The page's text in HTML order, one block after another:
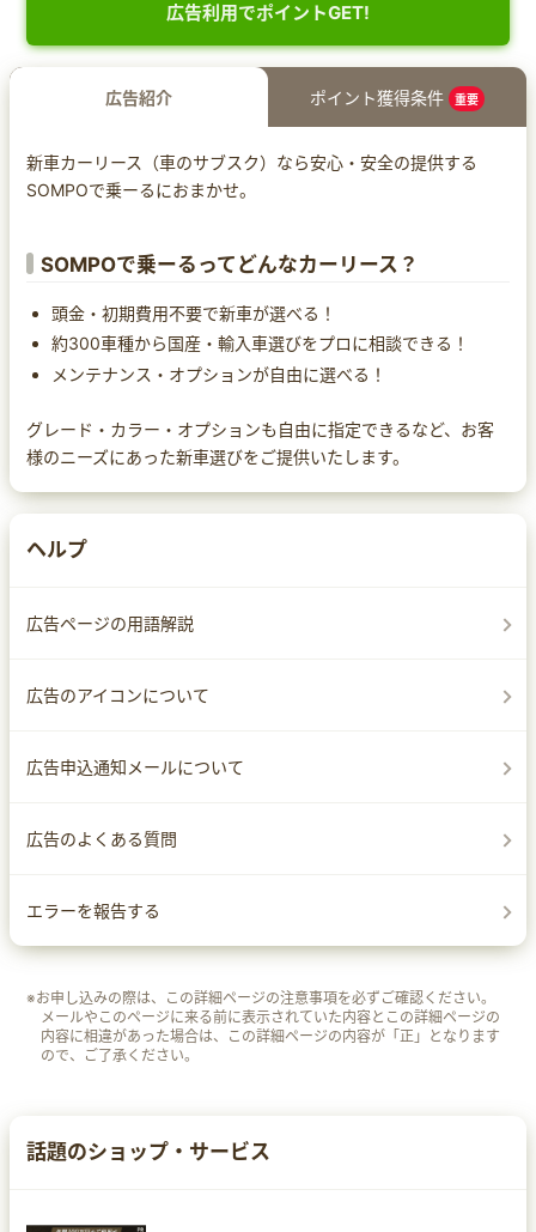
広告利用でポイントGET!
広告紹介 ポイント獲得条件 重要
新車カーリース（車のサブスク）なら安心・安全の提供する
SOMPOで乗ーるにおまかせ。
SOMPOで乗ーるってどんなカーリース？
頭金・初期費用不要で新車が選べる！
約300車種から国産・輸入車選びをプロに相談できる！
メンテナンス・オプションが自由に選べる！
グレード・カラー・オプションも自由に指定できるなど、お客
様のニーズにあった新車選びをご提供いたします。
ヘルプ
広告ページの用語解説
広告のアイコンについて
広告申込通知メールについて
広告のよくある質問
エラーを報告する
※お申し込みの際は、この詳細ページの注意事項を必ずご確認ください。
メールやこのページに来る前に表示されていた内容とこの詳細ページの
内容に相違があった場合は、この詳細ページの内容が「正」となります
ので、ご了承ください。
話題のショップ・サービス